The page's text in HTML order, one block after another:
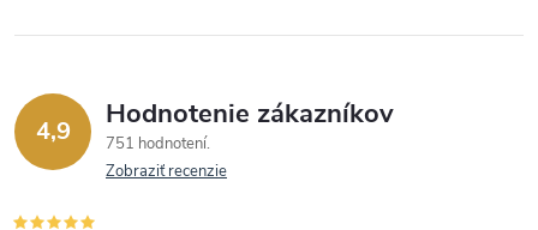
4,9 Hodnotenie zákazníkov
751 hodnotení
Zobraziť recenzie